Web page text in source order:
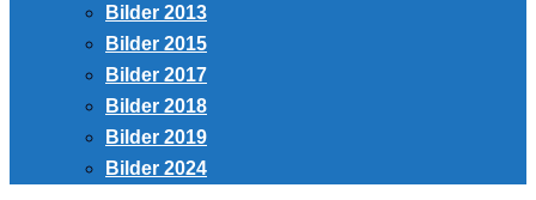
Bilder 2013
Bilder 2015
Bilder 2017
Bilder 2018
Bilder 2019
Bilder 2024